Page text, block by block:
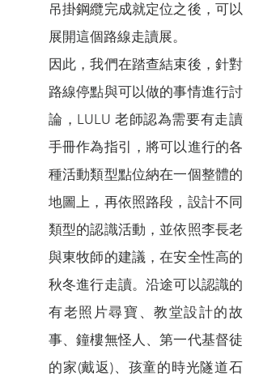
吊掛鋼纜完成就定位之後，可以
展開這個路線走讀展。
因此，我們在踏查結束後，針對
路線停點與可以做的事情進行討
論，LULU 老師認為需要有走讀
手冊作為指引，將可以進行的各
種活動類型點位納在一個整體的
地圖上，再依照路段，設計不同
類型的認識活動，並依照李長老
與東牧師的建議，在安全性高的
秋冬進行走讀。沿途可以認識的
有老照片尋寶、教堂設計的故
事、鐘樓無怪人、第一代基督徒
的家(戴返)、孩童的時光隧道石